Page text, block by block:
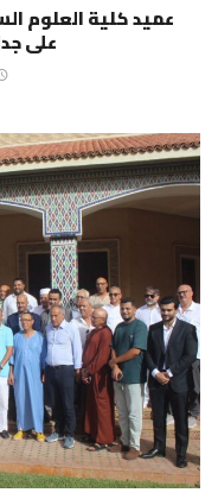
عميد كلية العلوم
على